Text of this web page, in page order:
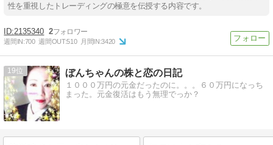
性を重視したトレーディングの極意を伝授する内容です。
2135340 2
週間IN:700 週間OUT:510 月間IN:3420
19 ぼんちゃんの株と恋の日記
１０００万円の元金だったのに。。。６０万円になっち
まった。元金復活はもう無理でっか？